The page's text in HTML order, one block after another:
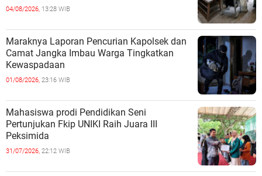
04/08/2026, 13:28 WIB
Maraknya Laporan Pencurian Kapolsek dan
Camat Jangka Imbau Warga Tingkatkan
Kewaspadaan
01/08/2026, 23:16 WIB
Mahasiswa prodi Pendidikan Seni
Pertunjukan Fkip UNIKI Raih Juara III
Peksimida
31/07/2026, 22:12 WIB